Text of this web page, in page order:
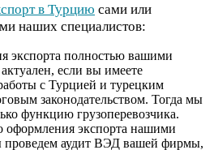
в Турцию сами или
наших специалистов:
экспорта полностью вашими
если вы имеете
с Турцией и турецким
законодательством. Тогда мы
функцию грузоперевозчика.
оформления экспорта нашими
аудит ВЭД вашей фирмы,